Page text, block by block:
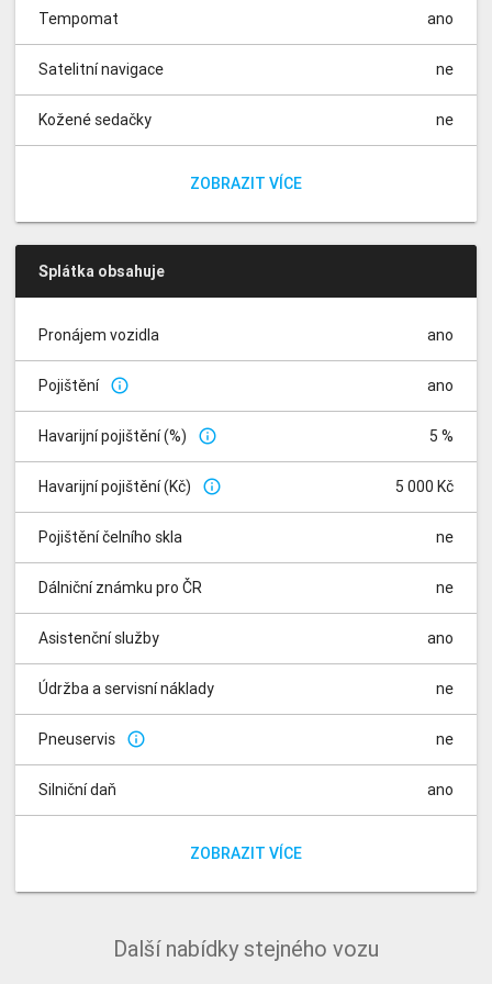
Tempomat ano
Satelitní navigace ne
Kožené sedačky ne
ZOBRAZIT VÍCE
Splátka obsahuje
Pronájem vozidla ano
Pojištění info_outline ano
Havarijní pojištění (%) info_outline 5 %
Havarijní pojištění (Kč) info_outline 5 000 Kč
Pojištění čelního skla ne
Dálniční známku pro ČR ne
Asistenční služby ano
Údržba a servisní náklady ne
Pneuservis info_outline ne
Silniční daň ano
ZOBRAZIT VÍCE
Další nabídky stejného vozu